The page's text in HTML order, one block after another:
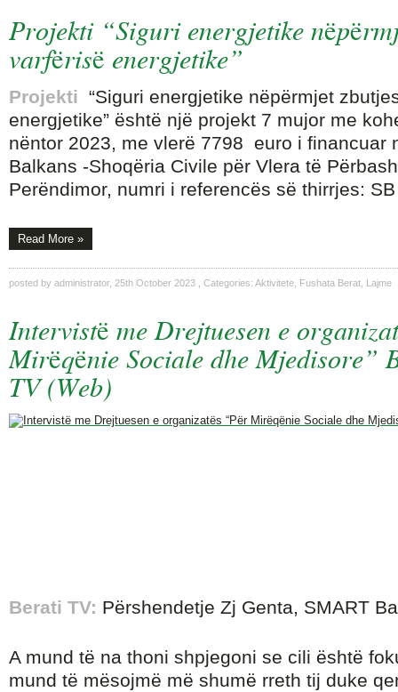
Projekti “Siguri energjetike
varfërisë energjetike”
Projekti “Siguri energjetike nëpërmjet
energjetike” është një projekt 7 mujor me
nëntor 2023, me vlerë 7798 euro i financuar
Balkans -Shoqëria Civile për Vlera të
Perëndimor, numri i referencës së thirrjes:
Read More »
posted by administrator, 25th October 2023 , Categories: Aktivitete Fushata Berat Lajme
Intervistë me Drejtuesen e
Mirëqënie Sociale dhe Mjedisore”
TV (Web)
Berati TV: Përshendetje Zj Genta, SMART
A mund të na thoni shpjegoni se cili është
mund të mësojmë më shumë rreth tij duke